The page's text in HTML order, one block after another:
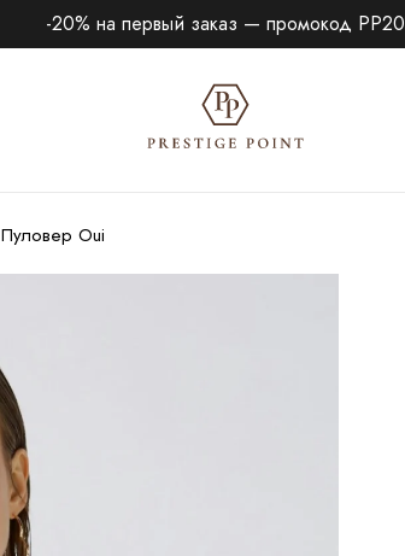
-20% на первый заказ — промокод PP20
Пуловер Oui